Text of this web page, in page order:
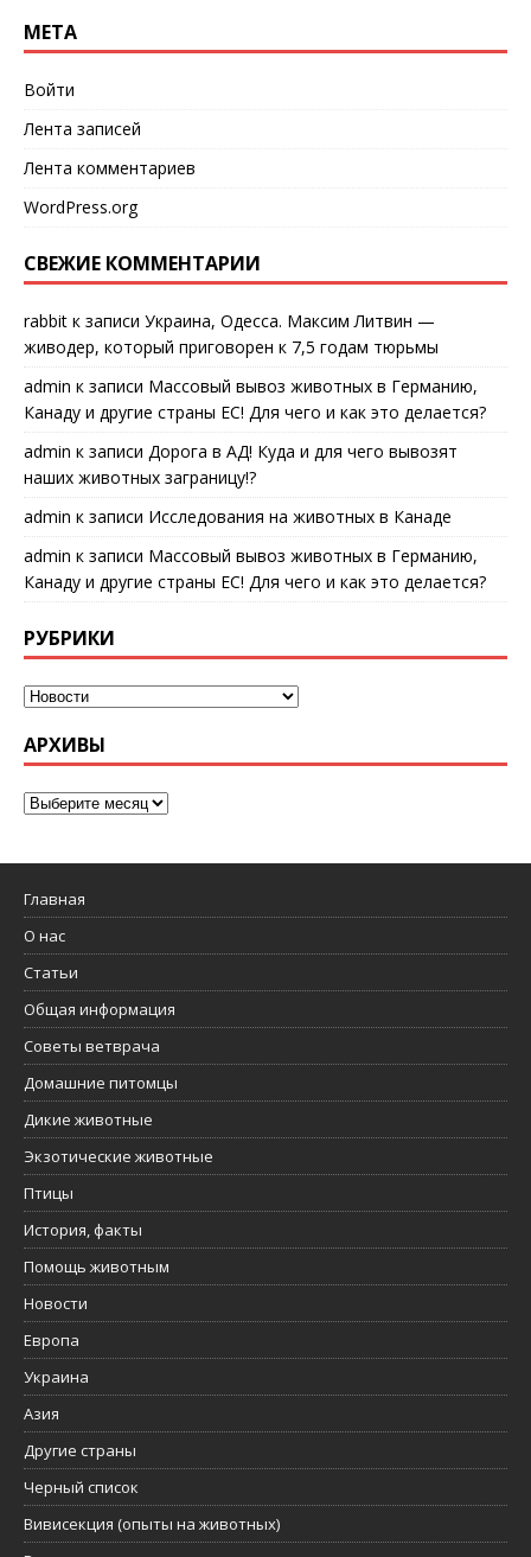
МЕТА
Войти
Лента записей
Лента комментариев
WordPress.org
СВЕЖИЕ КОММЕНТАРИИ
rabbit к записи Украина, Одесса. Максим Литвин —
живодер, который приговорен к 7,5 годам тюрьмы
admin к записи Массовый вывоз животных в Германию,
Канаду и другие страны ЕС! Для чего и как это делается?
admin к записи Дорога в АД! Куда и для чего вывозят
наших животных заграницу!?
admin к записи Исследования на животных в Канаде
admin к записи Массовый вывоз животных в Германию,
Канаду и другие страны ЕС! Для чего и как это делается?
РУБРИКИ
АРХИВЫ
Главная
О нас
Статьи
Общая информация
Советы ветврача
Домашние питомцы
Дикие животные
Экзотические животные
Птицы
История, факты
Помощь животным
Новости
Европа
Украина
Азия
Другие страны
Черный список
Вивисекция (опыты на животных)